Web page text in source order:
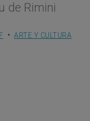
de Rimini
ARTE Y CULTURA